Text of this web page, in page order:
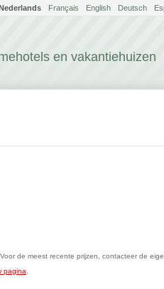
en vakantiehuizen
Français English Deutsch
de meest recente prijzen, contacteer de
pagina